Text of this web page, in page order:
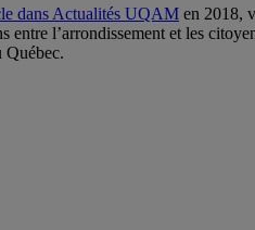
dans Actualités UQAM en 2018,
l’arrondissement et les
Québec.